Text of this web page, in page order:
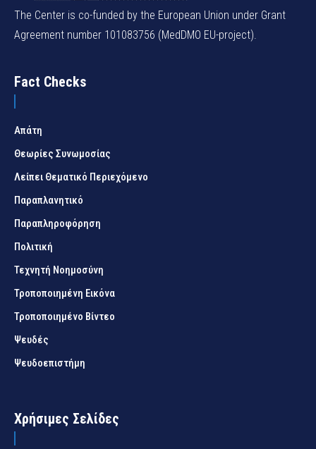
The Center is co-funded by the European Union under Grant
Agreement number 101083756 (MedDMO EU-project).
Fact Checks
Απάτη
Θεωρίες Συνωμοσίας
Λείπει Θεματικό Περιεχόμενο
Παραπλανητικό
Παραπληροφόρηση
Πολιτική
Τεχνητή Νοημοσύνη
Τροποποιημένη Εικόνα
Τροποποιημένο Βίντεο
Ψευδές
Ψευδοεπιστήμη
Χρήσιμες Σελίδες